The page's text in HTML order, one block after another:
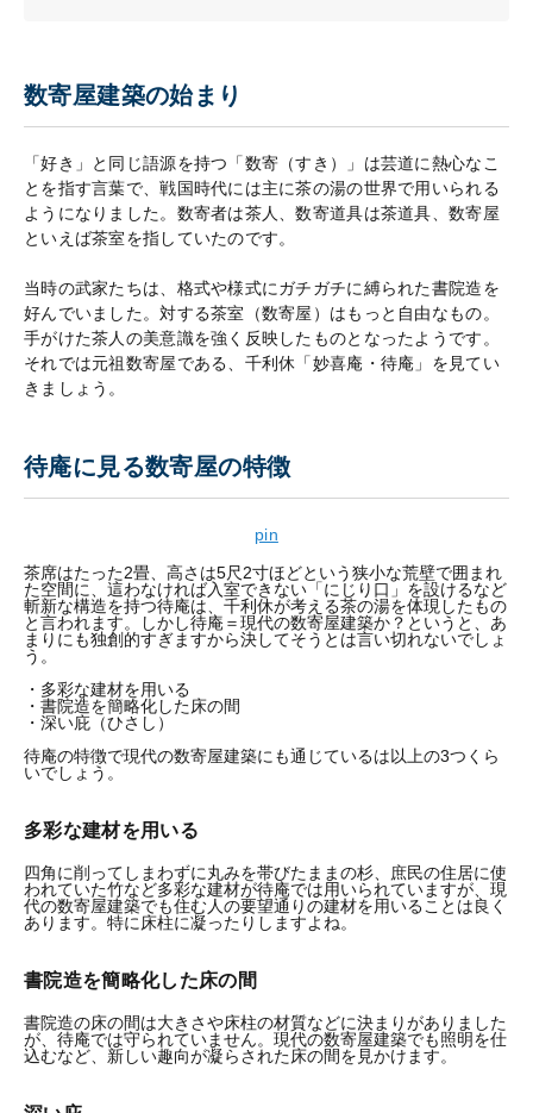
数寄屋建築の始まり
「好き」と同じ語源を持つ「数寄（すき）」は芸道に熱心なこ
とを指す言葉で、戦国時代には主に茶の湯の世界で用いられる
ようになりました。数寄者は茶人、数寄道具は茶道具、数寄屋
といえば茶室を指していたのです。
当時の武家たちは、格式や様式にガチガチに縛られた書院造を
好んでいました。対する茶室（数寄屋）はもっと自由なもの。
手がけた茶人の美意識を強く反映したものとなったようです。
それでは元祖数寄屋である、千利休「妙喜庵・待庵」を見てい
きましょう。
待庵に見る数寄屋の特徴
pin
茶席はたった2畳、高さは5尺2寸ほどという狭小な荒壁で囲まれ
た空間に、這わなければ入室できない「にじり口」を設けるなど
斬新な構造を持つ待庵は、千利休が考える茶の湯を体現したもの
と言われます。しかし待庵＝現代の数寄屋建築か？というと、あ
まりにも独創的すぎますから決してそうとは言い切れないでしょ
う。
・多彩な建材を用いる
・書院造を簡略化した床の間
・深い庇（ひさし）
待庵の特徴で現代の数寄屋建築にも通じているは以上の3つくら
いでしょう。
多彩な建材を用いる
四角に削ってしまわずに丸みを帯びたままの杉、庶民の住居に使
われていた竹など多彩な建材が待庵では用いられていますが、現
代の数寄屋建築でも住む人の要望通りの建材を用いることは良く
あります。特に床柱に凝ったりしますよね。
書院造を簡略化した床の間
書院造の床の間は大きさや床柱の材質などに決まりがありました
が、待庵では守られていません。現代の数寄屋建築でも照明を仕
込むなど、新しい趣向が凝らされた床の間を見かけます。